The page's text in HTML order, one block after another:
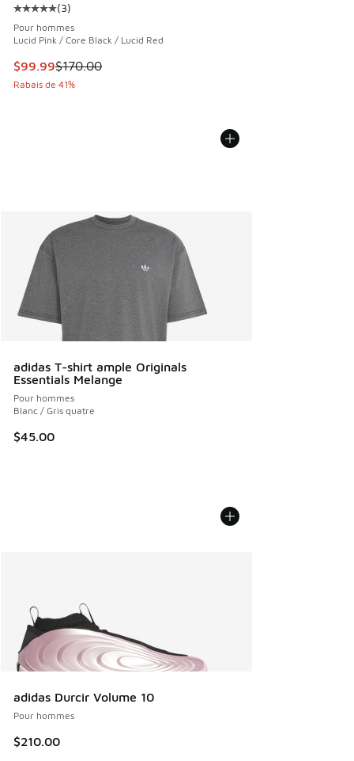
Cote moyenne du client - [5 sur 5 étoiles], 3 commentaires
(3)
Pour hommes
Lucid Pink / Core Black / Lucid Red
Cet article est en solde. Le prix est passé de $170.00 à
$99.99$170.00
Rabais de 41%
adidas T-shirt ample Originals
Essentials Melange
Pour hommes
Blanc / Gris quatre
$45.00
adidas Durcir Volume 10
Pour hommes
$210.00